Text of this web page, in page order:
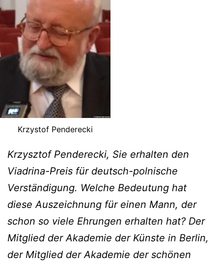
Krzystof Penderecki
Krzysztof Penderecki, Sie erhalten den
Viadrina-Preis für deutsch-polnische
Verständigung. Welche Bedeutung hat
diese Auszeichnung für einen Mann, der
schon so viele Ehrungen erhalten hat? Der
Mitglied der Akademie der Künste in Berlin,
der Mitglied der Akademie der schönen